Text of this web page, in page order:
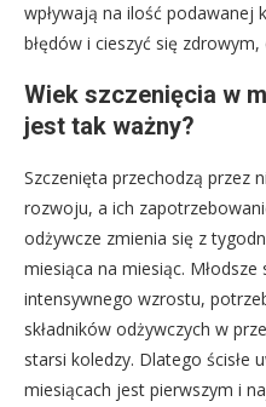
wpływają na ilość podawanej
błędów i cieszyć się
Wiek szczenięcia w
jest tak ważny?
Szczenięta przechodzą przez
rozwoju, a ich
odżywcze zmienia się z
miesiąca na miesiąc.
intensywnego wzrostu,
składników odżywczych w
starsi koledzy. Dlatego ścisłe
miesiącach jest pierwszym i